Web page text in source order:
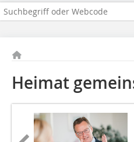
Heimat